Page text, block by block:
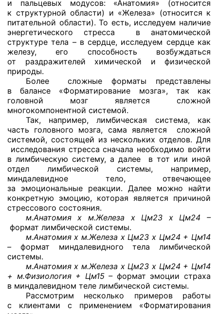
и пальцевых модусов: «Анатомия» (относится
к структурной области) и «Железа» (относится к
питательной области). То есть, исследуем наличие
энергетического стресса в анатомической
структуре тела – в сердце, исследуем сердце как
железу, его способность возбуждаться
от раздражителей химической и физической
природы.
Более сложные форматы представлены
в балансе «Форматирование мозга», так как
головной мозг является сложной
многокомпонентной системой.
Так, например, лимбическая система, как
часть головного мозга, сама является сложной
системой, состоящей из нескольких отделов. Для
исследования стресса сначала необходимо войти
в лимбическую систему, а далее в тот или иной
отдел лимбической системы, например,
миндалевидное тело, отвечающее
за эмоциональные реакции. Далее можно найти
конкретную эмоцию, которая является причиной
стрессового состояния.
м.Анатомия х м.Железа х Цм23 х Цм24 –
формат лимбической системы.
м.Анатомия х м.Железа х Цм23 х Цм24 + Цм14
– формат миндалевидного тела лимбической
системы.
м.Анатомия х м.Железа х Цм23 х Цм24 + Цм14
+ м.Физиология + Цм15 – формат эмоции страха
в миндалевидном теле лимбической системы.
Рассмотрим несколько примеров работы
с клиентами с применением «Форматирования